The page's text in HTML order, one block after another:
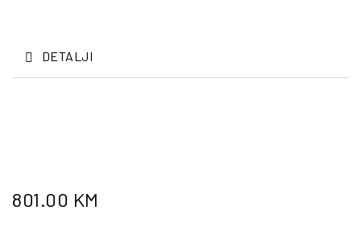
DETALJI
801.00 KM